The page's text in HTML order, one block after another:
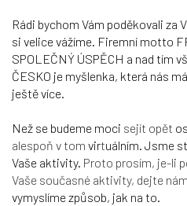
Rádi bychom Vám poděkovali za
si velice vážíme. Firemní motto
SPOLEČNÝ ÚSPĚCH a nad tím
ČESKO je myšlenka, která nás
ještě více.
Než se budeme moci sejít opět
alespoň v tom virtuálním. Jsme
Vaše aktivity. Proto prosím, je-li
Vaše současné aktivity, dejte
vymyslíme způsob, jak na to.